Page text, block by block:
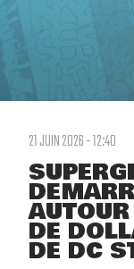
21 JUIN 2026 - 12:40
DE
DE DC